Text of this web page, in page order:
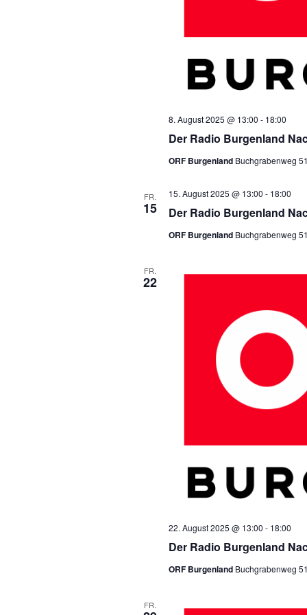
Der Radio Burgenland
8. August 2025 @ 13:00 - 18:00
ORF Burgenland Buchgrabenweg
FR.
15 Der Radio Burgenland
15. August 2025 @ 13:00 - 18:00
ORF Burgenland Buchgrabenweg
FR.
22
Der Radio Burgenland
22. August 2025 @ 13:00 - 18:00
ORF Burgenland Buchgrabenweg
FR.